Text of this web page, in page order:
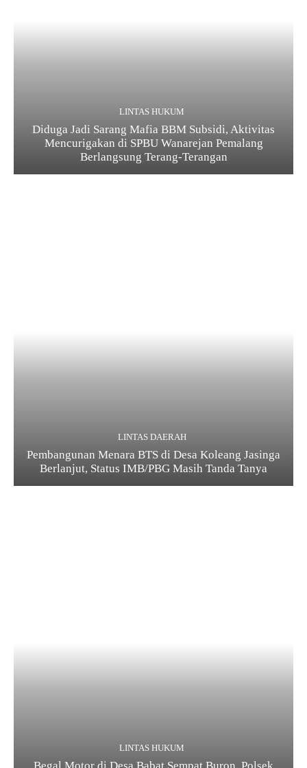
LINTAS HUKUM
Diduga Jadi Sarang Mafia BBM Subsidi, Aktivitas
Mencurigakan di SPBU Wanarejan Pemalang
Berlangsung Terang-Terangan
LINTAS DAERAH
Pembangunan Menara BTS di Desa Koleang Jasinga
Berlanjut, Status IMB/PBG Masih Tanda Tanya
LINTAS HUKUM